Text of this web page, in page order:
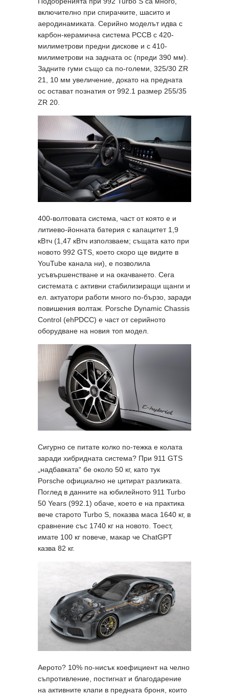
включително при спирачките, шасито и
аеродинамиката. Серийно моделът идва с
карбон-керамична система PCCB с 420-
милиметрови предни дискове и с 410-
милиметрови на задната ос (преди 390 мм).
Задните гуми също са по-големи, 325/30 ZR
21, 10 мм увеличение, докато на предната
ос остават познатия от 992.1 размер 255/35
ZR 20.
400-волтовата система, част от която е и
литиево-йонната батерия с капацитет 1,9
кВтч (1,47 кВтч използваем; същата като при
новото 992 GTS, което скоро ще видите в
YouTube канала ни), е позволила
усъвършенстване и на окачването. Сега
системата с активни стабилизиращи щанги и
ел. актуатори работи много по-бързо, заради
повишения волтаж. Porsche Dynamic Chassis
Control (ehPDCC) е част от серийното
оборудване на новия топ модел.
Сигурно се питате колко по-тежка е колата
заради хибридната система? При 911 GTS
„надбавката“ бе около 50 кг, като тук
Porsche официално не цитират разликата.
Поглед в данните на юбилейното 911 Turbo
50 Years (992.1) обаче, което е на практика
вече старото Turbo S, показва маса 1640 кг, в
сравнение със 1740 кг на новото. Тоест,
имате 100 кг повече, макар че ChatGPT
казва 82 кг.
Аерото? 10% по-нисък коефициент на челно
съпротивление, постигнат и благодарение
на активните клапи в предната броня, които